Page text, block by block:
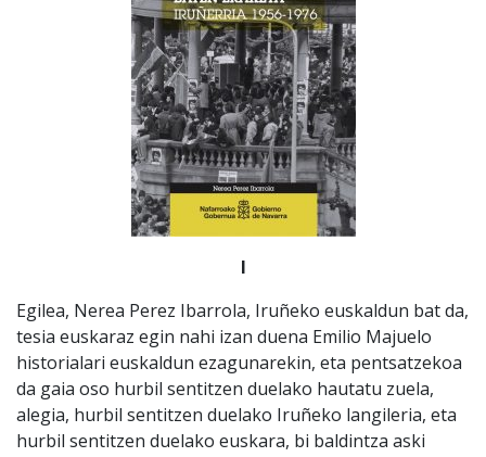
I
Egilea, Nerea Perez Ibarrola, Iruñeko euskaldun bat da,
tesia euskaraz egin nahi izan duena Emilio Majuelo
historialari euskaldun ezagunarekin, eta pentsatzekoa
da gaia oso hurbil sentitzen duelako hautatu zuela,
alegia, hurbil sentitzen duelako Iruñeko langileria, eta
hurbil sentitzen duelako euskara, bi baldintza aski